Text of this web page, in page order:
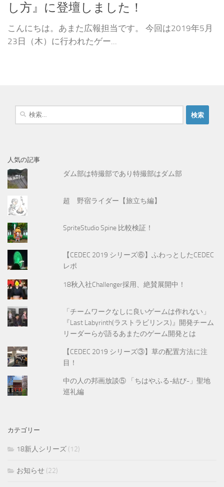
し方』に登壇しました！
こんにちは。あまた広報担当です。 今回は2019年5月
23日（木）に行われたゲー...
検
人気の記事
ダム部は特撮部であり特撮部はダム部
超 野宿ライダー【旅立ち編】
SpriteStudio Spine 比較検証！
【CEDEC 2019 シリーズ⑥】ふわっとしたCEDEC
レポ
18秋入社Challenger採用、絶賛展開中！
「チームワークなしに良いゲームは作れない」
『Last Labyrinth(ラストラビリンス)』開発チーム
リーダーらが語るあまたのゲーム開発とは
【CEDEC 2019 シリーズ③】草の配置方法に注
目！
中の人の邦画放談⑤ 「ちはやふる-結び-」聖地
巡礼編
カテゴリー
18新人シリーズ (12)
お知らせ (22)